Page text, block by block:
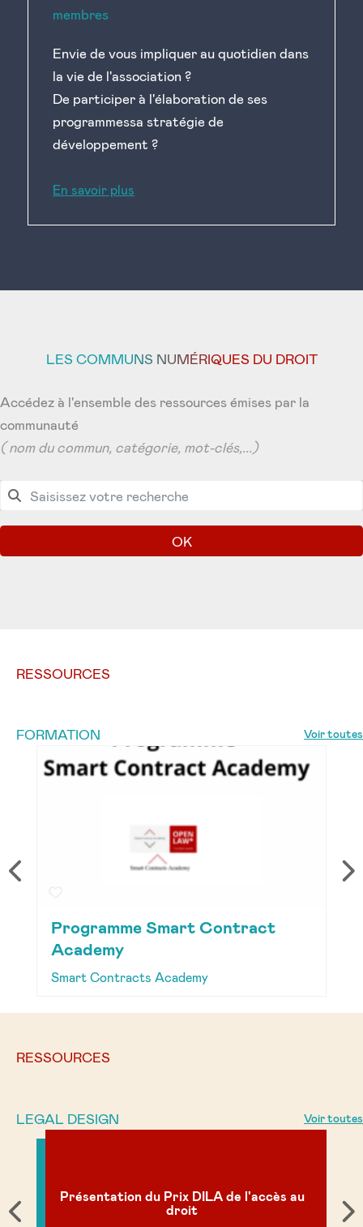
membres
Envie de vous impliquer au quotidien dans
la vie de l'association ?
De participer à l'élaboration de ses
programmessa stratégie de
développement ?
En savoir plus
LES COMMUNS NUMÉRIQUES DU DROIT
Accédez à l'ensemble des ressources émises par la
communauté
( nom du commun, catégorie, mot-clés,...)
OK
RESSOURCES
FORMATION Voir toutes
Programme Smart Contract
Academy
Smart Contracts Academy
RESSOURCES
LEGAL DESIGN Voir toutes
Présentation du Prix DILA de l'accès au
droit